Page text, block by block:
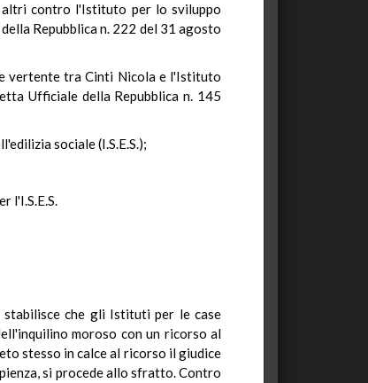
altri contro l'Istituto per lo sviluppo
Repubblica n. 222 del 31 agosto
vertente tra Cinti Nicola e l'Istituto
Ufficiale della Repubblica n. 145
sociale (I.S.E.S.);
l'I.S.E.S.
stabilisce che gli Istituti per le case
moroso con un ricorso al
stesso in calce al ricorso il giudice
si procede allo sfratto. Contro